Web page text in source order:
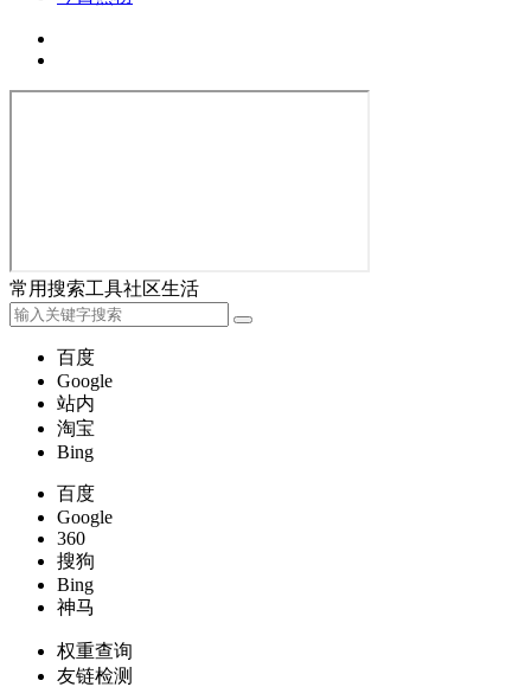
常用搜索工具社区生活
百度
Google
站内
淘宝
Bing
百度
Google
360
搜狗
Bing
神马
权重查询
友链检测